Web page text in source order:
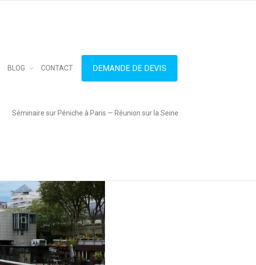
BLOG CONTACT DEMANDE DE DEVIS
Séminaire sur Péniche à Paris — Réunion sur la Seine